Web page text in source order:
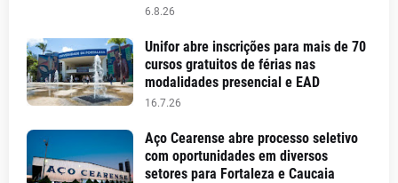
6.8.26
Unifor abre inscrições para mais de 70
cursos gratuitos de férias nas
modalidades presencial e EAD
16.7.26
Aço Cearense abre processo seletivo
com oportunidades em diversos
setores para Fortaleza e Caucaia